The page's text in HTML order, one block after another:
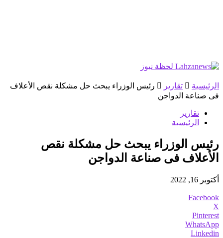
الرئيسية تقارير
رئيس الوزراء يبحث حل مشكلة نقص الأعلاف
فى صناعة الدواجن
تقارير
الرئيسية
رئيس الوزراء يبحث حل مشكلة نقص
الأعلاف فى صناعة الدواجن
أكتوبر 16, 2022
Facebook
X
Pinterest
WhatsApp
Linkedin